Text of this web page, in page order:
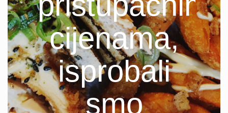
cijenama,
isprobali
smo